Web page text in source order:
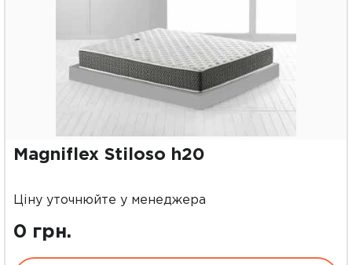
Magniflex Stiloso h20
Ціну уточнюйте у менеджера
0 грн.